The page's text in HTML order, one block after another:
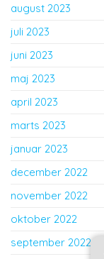
august 2023
juli 2023
juni 2023
maj 2023
april 2023
marts 2023
januar 2023
december 2022
november 2022
oktober 2022
september 2022